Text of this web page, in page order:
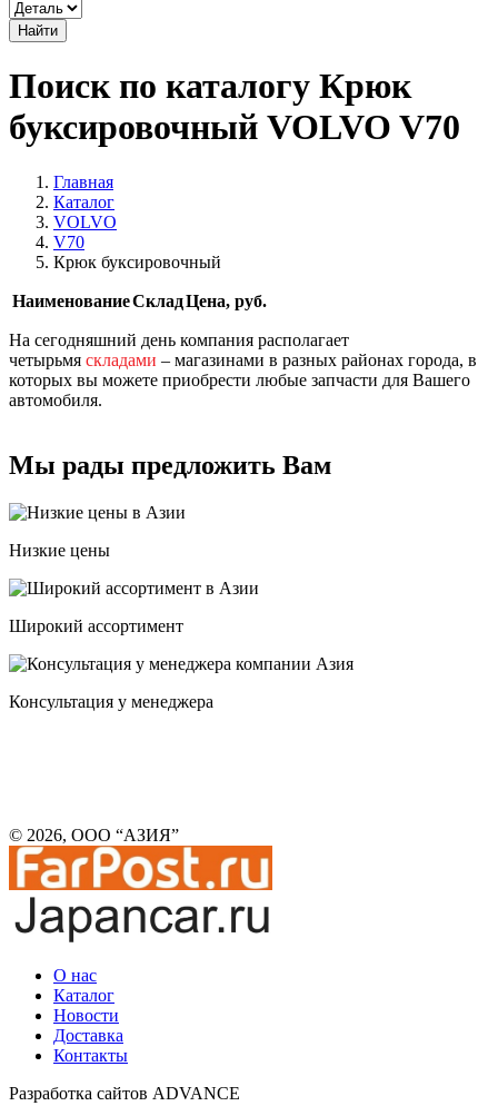
Найти
Поиск по каталогу Крюк
буксировочный VOLVO V70
Главная
Каталог
VOLVO
V70
Крюк буксировочный
НаименованиеСкладЦена, руб.
На сегодняшний день компания располагает
четырьмя складами – магазинами в разных районах города, в
которых вы можете приобрести любые запчасти для Вашего
автомобиля.
Мы рады предложить Вам
Низкие цены
Широкий ассортимент
Консультация у менеджера
© 2026, ООО “АЗИЯ”
О нас
Каталог
Новости
Доставка
Контакты
Разработка сайтов ADVANCE